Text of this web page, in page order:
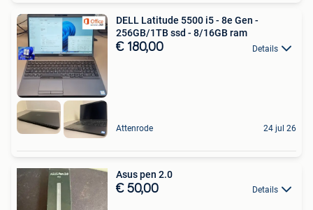
DELL Latitude 5500 i5 - 8e Gen -
256GB/1TB ssd - 8/16GB ram
€ 180,00 Details
Attenrode 24 jul 26
Asus pen 2.0
€ 50,00 Details